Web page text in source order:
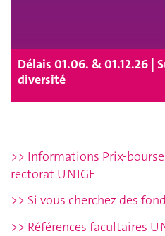
Délais 01.06. & 01.12.26 |
diversité
>> Informations Prix-
rectorat UNIGE
>> Si vous cherchez des
>> Références facultaires